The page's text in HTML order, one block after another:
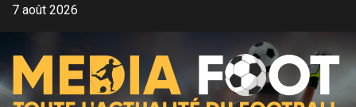
Aller7 août 2026